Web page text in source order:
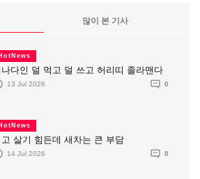
많이 본 기사
HotNews
다인 덜 먹고 덜 쓰고 허리띠 졸라맨다
13 Jul 2026 0
HotNews
고 살기 힘든데 새차는 큰 부담
14 Jul 2026 0